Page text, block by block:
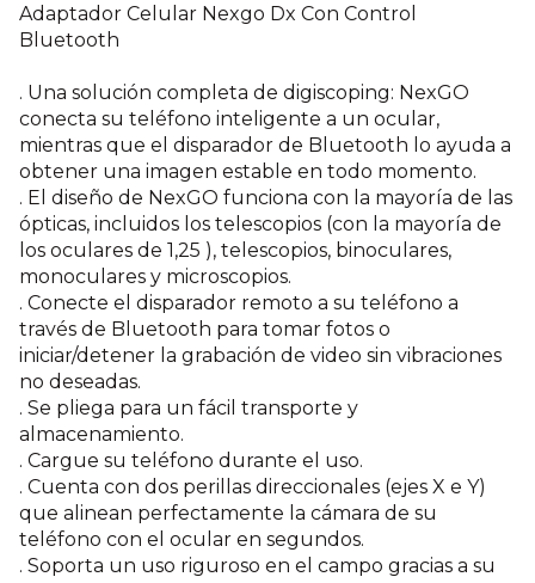
Adaptador Celular Nexgo Dx Con Control
Bluetooth
. Una solución completa de digiscoping: NexGO
conecta su teléfono inteligente a un ocular,
mientras que el disparador de Bluetooth lo ayuda a
obtener una imagen estable en todo momento.
. El diseño de NexGO funciona con la mayoría de las
ópticas, incluidos los telescopios (con la mayoría de
los oculares de 1,25 ), telescopios, binoculares,
monoculares y microscopios.
. Conecte el disparador remoto a su teléfono a
través de Bluetooth para tomar fotos o
iniciar/detener la grabación de video sin vibraciones
no deseadas.
. Se pliega para un fácil transporte y
almacenamiento.
. Cargue su teléfono durante el uso.
. Cuenta con dos perillas direccionales (ejes X e Y)
que alinean perfectamente la cámara de su
teléfono con el ocular en segundos.
. Soporta un uso riguroso en el campo gracias a su